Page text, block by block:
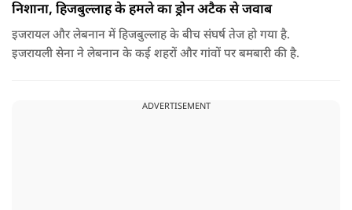
निशाना, हिजबुल्लाह के हमले का ड्रोन अटैक से जवाब
इजरायल और लेबनान में हिजबुल्लाह के बीच संघर्ष तेज हो गया है.
इजरायली सेना ने लेबनान के कई शहरों और गांवों पर बमबारी की है.
ADVERTISEMENT